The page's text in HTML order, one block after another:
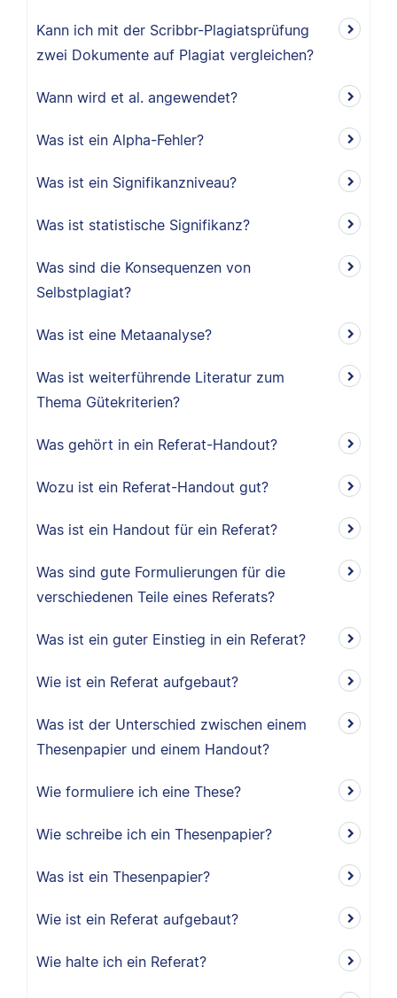
Kann ich mit der Scribbr-Plagiatsprüfung
zwei Dokumente auf Plagiat vergleichen?
Wann wird et al. angewendet?
Was ist ein Alpha-Fehler?
Was ist ein Signifikanzniveau?
Was ist statistische Signifikanz?
Was sind die Konsequenzen von
Selbstplagiat?
Was ist eine Metaanalyse?
Was ist weiterführende Literatur zum
Thema Gütekriterien?
Was gehört in ein Referat-Handout?
Wozu ist ein Referat-Handout gut?
Was ist ein Handout für ein Referat?
Was sind gute Formulierungen für die
verschiedenen Teile eines Referats?
Was ist ein guter Einstieg in ein Referat?
Wie ist ein Referat aufgebaut?
Was ist der Unterschied zwischen einem
Thesenpapier und einem Handout?
Wie formuliere ich eine These?
Wie schreibe ich ein Thesenpapier?
Was ist ein Thesenpapier?
Wie ist ein Referat aufgebaut?
Wie halte ich ein Referat?